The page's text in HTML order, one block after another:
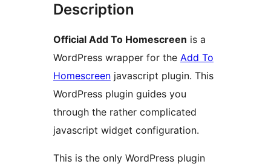
Description
Official Add To Homescreen is a
WordPress wrapper for the Add To
Homescreen javascript plugin. This
WordPress plugin guides you
through the rather complicated
javascript widget configuration.
This is the only WordPress plugin